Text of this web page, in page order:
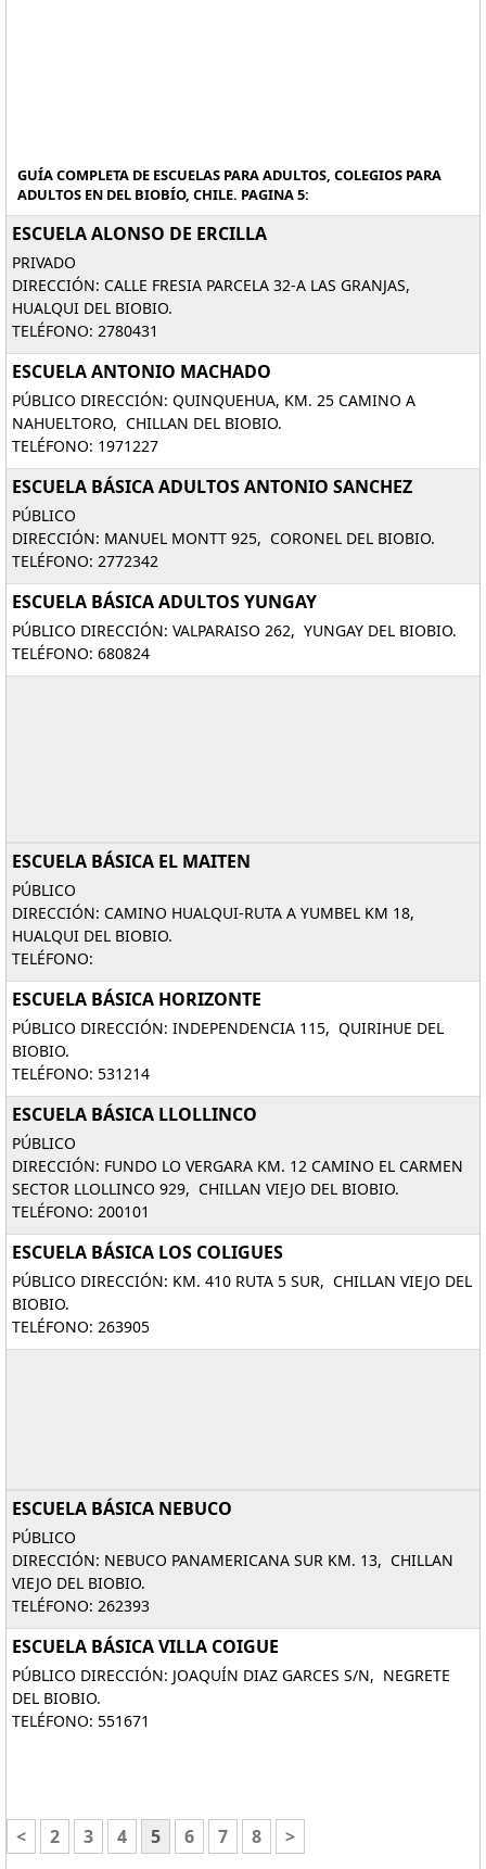
GUÍA COMPLETA DE ESCUELAS PARA ADULTOS, COLEGIOS PARA
ADULTOS EN DEL BIOBÍO, CHILE. PAGINA 5:
ESCUELA ALONSO DE ERCILLA
PRIVADO
DIRECCIÓN: CALLE FRESIA PARCELA 32-A LAS GRANJAS,
HUALQUI DEL BIOBIO.
TELÉFONO: 2780431
ESCUELA ANTONIO MACHADO
PÚBLICO DIRECCIÓN: QUINQUEHUA, KM. 25 CAMINO A
NAHUELTORO, CHILLAN DEL BIOBIO.
TELÉFONO: 1971227
ESCUELA BÁSICA ADULTOS ANTONIO SANCHEZ
PÚBLICO
DIRECCIÓN: MANUEL MONTT 925, CORONEL DEL BIOBIO.
TELÉFONO: 2772342
ESCUELA BÁSICA ADULTOS YUNGAY
PÚBLICO DIRECCIÓN: VALPARAISO 262, YUNGAY DEL BIOBIO.
TELÉFONO: 680824
ESCUELA BÁSICA EL MAITEN
PÚBLICO
DIRECCIÓN: CAMINO HUALQUI-RUTA A YUMBEL KM 18,
HUALQUI DEL BIOBIO.
TELÉFONO:
ESCUELA BÁSICA HORIZONTE
PÚBLICO DIRECCIÓN: INDEPENDENCIA 115, QUIRIHUE DEL
BIOBIO.
TELÉFONO: 531214
ESCUELA BÁSICA LLOLLINCO
PÚBLICO
DIRECCIÓN: FUNDO LO VERGARA KM. 12 CAMINO EL CARMEN
SECTOR LLOLLINCO 929, CHILLAN VIEJO DEL BIOBIO.
TELÉFONO: 200101
ESCUELA BÁSICA LOS COLIGUES
PÚBLICO DIRECCIÓN: KM. 410 RUTA 5 SUR, CHILLAN VIEJO DEL
BIOBIO.
TELÉFONO: 263905
ESCUELA BÁSICA NEBUCO
PÚBLICO
DIRECCIÓN: NEBUCO PANAMERICANA SUR KM. 13, CHILLAN
VIEJO DEL BIOBIO.
TELÉFONO: 262393
ESCUELA BÁSICA VILLA COIGUE
PÚBLICO DIRECCIÓN: JOAQUÍN DIAZ GARCES S/N, NEGRETE
DEL BIOBIO.
TELÉFONO: 551671
< 2 3 4 5 6 7 8 >